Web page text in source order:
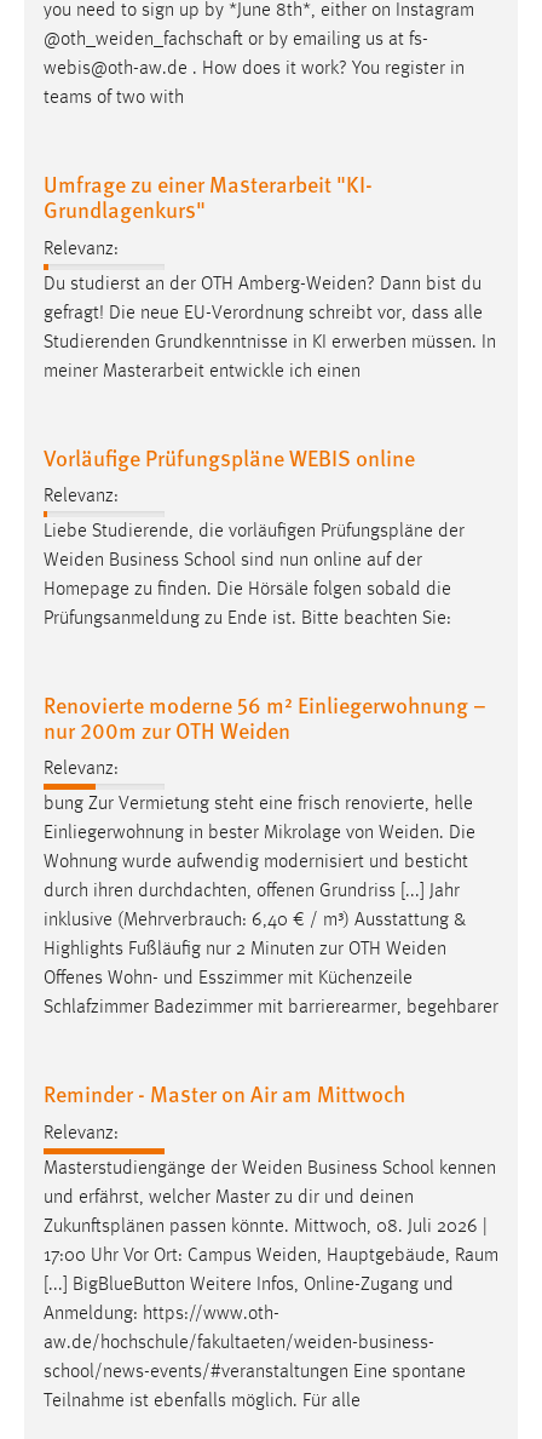
you need to sign up by *June 8th*, either on Instagram
@oth_weiden_fachschaft or by emailing us at fs-
webis@oth-aw.de . How does it work? You register in
teams of two with
Umfrage zu einer Masterarbeit "KI-
Grundlagenkurs"
Relevanz:
Du studierst an der OTH Amberg-Weiden? Dann bist du
gefragt! Die neue EU-Verordnung schreibt vor, dass alle
Studierenden Grundkenntnisse in KI erwerben müssen. In
meiner Masterarbeit entwickle ich einen
Vorläufige Prüfungspläne WEBIS online
Relevanz:
Liebe Studierende, die vorläufigen Prüfungspläne der
Weiden Business School sind nun online auf der
Homepage zu finden. Die Hörsäle folgen sobald die
Prüfungsanmeldung zu Ende ist. Bitte beachten Sie:
Renovierte moderne 56 m² Einliegerwohnung –
nur 200m zur OTH Weiden
Relevanz:
bung Zur Vermietung steht eine frisch renovierte, helle
Einliegerwohnung in bester Mikrolage von Weiden. Die
Wohnung wurde aufwendig modernisiert und besticht
durch ihren durchdachten, offenen Grundriss [...] Jahr
inklusive (Mehrverbrauch: 6,40 € / m³) Ausstattung &
Highlights Fußläufig nur 2 Minuten zur OTH Weiden
Offenes Wohn- und Esszimmer mit Küchenzeile
Schlafzimmer Badezimmer mit barrierearmer, begehbarer
Reminder - Master on Air am Mittwoch
Relevanz:
Masterstudiengänge der Weiden Business School kennen
und erfährst, welcher Master zu dir und deinen
Zukunftsplänen passen könnte. Mittwoch, 08. Juli 2026 |
17:00 Uhr Vor Ort: Campus Weiden, Hauptgebäude, Raum
[...] BigBlueButton Weitere Infos, Online-Zugang und
Anmeldung: https://www.oth-
aw.de/hochschule/fakultaeten/weiden-business-
school/news-events/#veranstaltungen Eine spontane
Teilnahme ist ebenfalls möglich. Für alle
Zweck:
Wird benötigt um die Chatfunktion nutzen zu können.
Cookie Laufzeit:
Jahre, MIBEW_UserID = 1 Jahr
Login
Name:
Zweck:
Cookie Laufzeit:
24 Stunden
STATISTIK
Statistik Cookies erfassen Informationen anonym.
Name:
_pk_ref, _pk_cvar, _pk_id, _pk_ses
Zweck:
Zugriffsstatistik
Cookie Laufzeit:
Max. 13 Monate
Marketing Cookies werden von Drittanbietern
verwendet, um personalisierte Werbung anzuzeigen.
Sie tun dies, indem sie Besucher über Websites
hinweg verfolgen.
Google Ads
Name:
_gcl_au
Anbieter:
Google Ireland Limited